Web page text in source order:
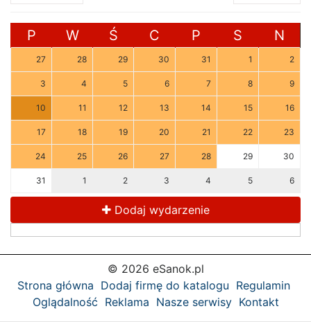
P W Ś C P S N
27 28 29 30 31 1 2
3 4 5 6 7 8 9
10 11 12 13 14 15 16
17 18 19 20 21 22 23
24 25 26 27 28 29 30
31 1 2 3 4 5 6
Dodaj wydarzenie
© 2026 eSanok.pl
Strona główna Dodaj firmę do katalogu Regulamin
Oglądalność Reklama Nasze serwisy Kontakt